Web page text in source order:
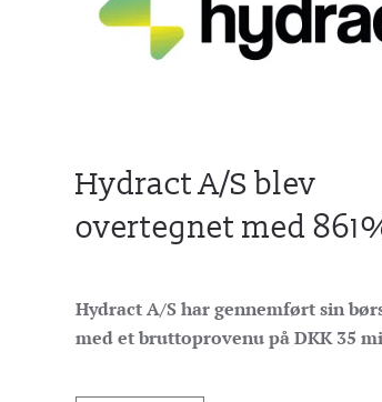
Hydract A/S blev
overtegnet med
Hydract A/S har gennemført sin
med et bruttoprovenu på DKK 35